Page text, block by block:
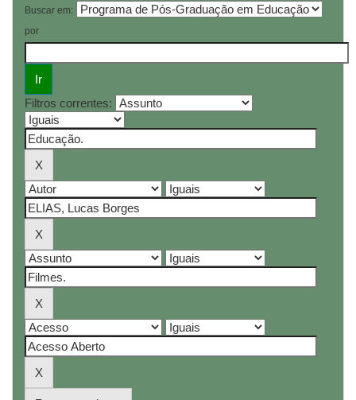
Buscar em:
por
Filtros correntes: